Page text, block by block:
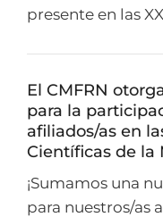
presente en las
El CMFRN
para la
afiliados/as en
Científicas de la
¡Sumamos una
para nuestros/as